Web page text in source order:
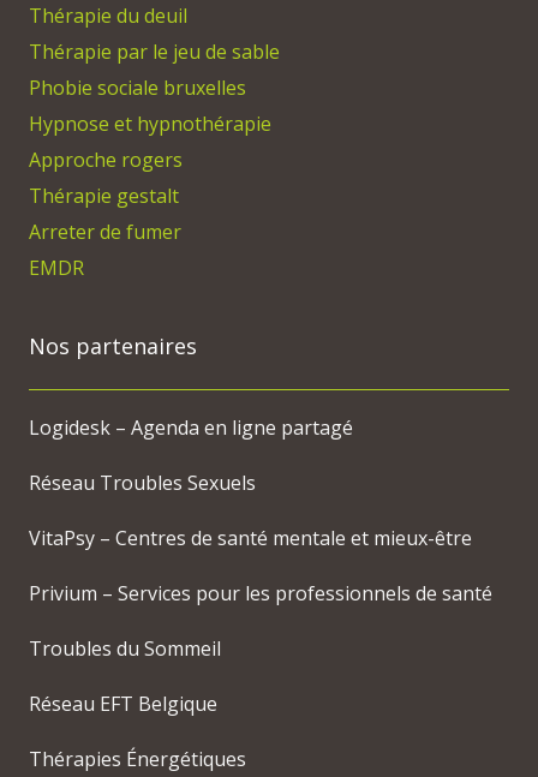
Thérapie du deuil
Thérapie par le jeu de sable
Phobie sociale bruxelles
Hypnose et hypnothérapie
Approche rogers
Thérapie gestalt
Arreter de fumer
EMDR
Nos partenaires
Logidesk – Agenda en ligne partagé
Réseau Troubles Sexuels
VitaPsy – Centres de santé mentale et mieux-être
Privium – Services pour les professionnels de santé
Troubles du Sommeil
Réseau EFT Belgique
Thérapies Énergétiques